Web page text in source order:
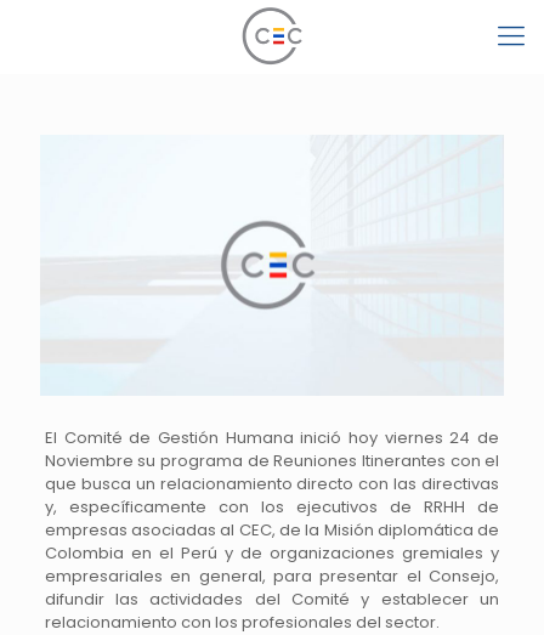
El Comité de Gestión Humana inició hoy viernes 24 de
Noviembre su programa de Reuniones Itinerantes con el
que busca un relacionamiento directo con las directivas
y, específicamente con los ejecutivos de RRHH de
empresas asociadas al CEC, de la Misión diplomática de
Colombia en el Perú y de organizaciones gremiales y
empresariales en general, para presentar el Consejo,
difundir las actividades del Comité y establecer un
relacionamiento con los profesionales del sector.